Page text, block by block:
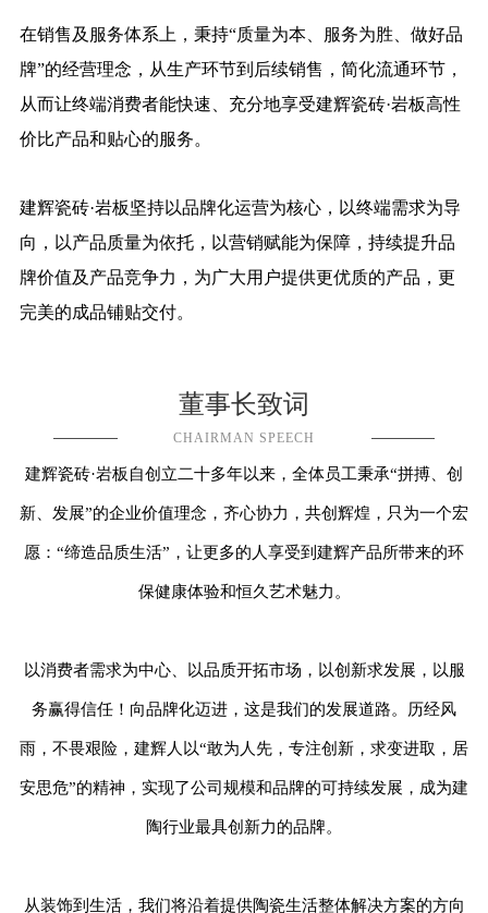
在销售及服务体系上，秉持“质量为本、服务为胜、做好品
牌”的经营理念，从生产环节到后续销售，简化流通环节，
从而让终端消费者能快速、充分地享受建辉瓷砖·岩板高性
价比产品和贴心的服务。
建辉瓷砖·岩板坚持以品牌化运营为核心，以终端需求为导
向，以产品质量为依托，以营销赋能为保障，持续提升品
牌价值及产品竞争力，为广大用户提供更优质的产品，更
完美的成品铺贴交付。
董事长致词
CHAIRMAN SPEECH
建辉瓷砖·岩板自创立二十多年以来，全体员工秉承“拼搏、创
新、发展”的企业价值理念，齐心协力，共创辉煌，只为一个宏
愿：“缔造品质生活”，让更多的人享受到建辉产品所带来的环
保健康体验和恒久艺术魅力。
以消费者需求为中心、以品质开拓市场，以创新求发展，以服
务赢得信任！向品牌化迈进，这是我们的发展道路。历经风
雨，不畏艰险，建辉人以“敢为人先，专注创新，求变进取，居
安思危”的精神，实现了公司规模和品牌的可持续发展，成为建
陶行业最具创新力的品牌。
从装饰到生活，我们将沿着提供陶瓷生活整体解决方案的方向